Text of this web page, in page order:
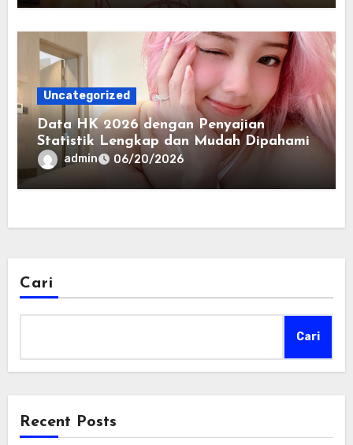
Uncategorized
Data HK 2026 dengan Penyajian
Statistik Lengkap dan Mudah Dipahami
admin 06/20/2026
Cari
Cari
Recent Posts